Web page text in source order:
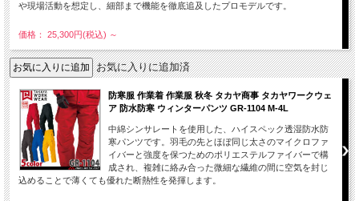
や現場活動を想定し、細部まで機能を徹底追及したプロモデルです。
価格： 25,300円(税込) ～
お気に入りに追加済
防寒服 作業着 作業服 秋冬 タカヤ商事 タカヤワークウェ
ア 防水防寒 ウィンターパンツ GR-1104 M-4L
中綿シンサレートを使用した、ハイスペック透湿防水防
寒パンツです。羽毛の先とほぼ同じ太さのマイクロファ
イバーと強度を保つためのポリエステルファイバーで構
成され、複雑に絡み合った微細な繊維の間に空気を封じ
込めることで薄くても優れた断熱性を発揮します。